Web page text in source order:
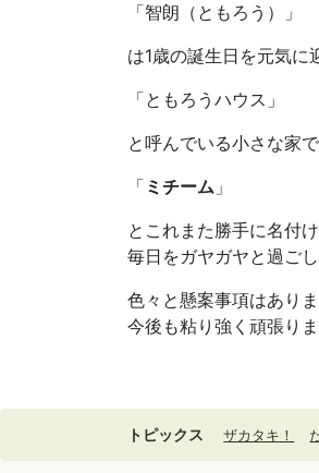
「智朗（ともろう）」
は1歳の誕生日を元気に
「ともろうハウス」
と呼んでいる小さな家で
「 ミチーム 」
とこれまた勝手に名付
毎日をガヤガヤと過ごし
色々と懸案事項はあり
今後も粘り強く頑張り
トピックス ザカタキ！